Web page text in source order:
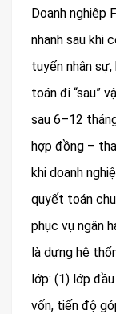
Doanh nghiệp
nhanh sau khi
tuyển nhân
toán đi “sau”
sau 6–12
hợp đồng –
khi doanh
quyết toán
phục vụ ngân
là dựng hệ
lớp: (1) lớp
vốn, tiến độ